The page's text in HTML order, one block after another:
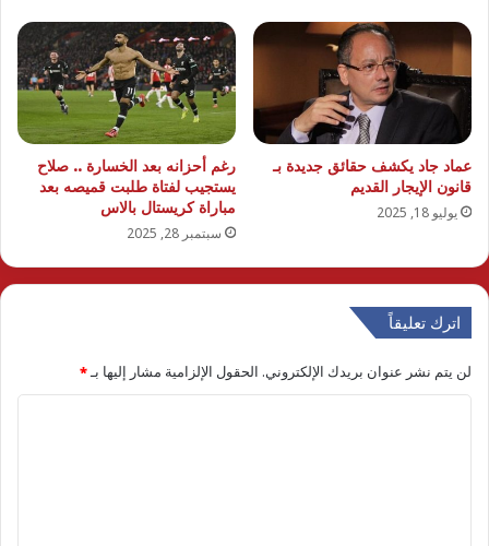
عماد جاد يكشف حقائق جديدة بـ
قانون الإيجار القديم
يوليو 18, 2025
رغم أحزانه بعد الخسارة .. صلاح
يستجيب لفتاة طلبت قميصه بعد
مباراة كريستال بالاس
سبتمبر 28, 2025
اترك تعليقاً
لن يتم نشر عنوان بريدك الإلكتروني. الحقول الإلزامية مشار إليها بـ*